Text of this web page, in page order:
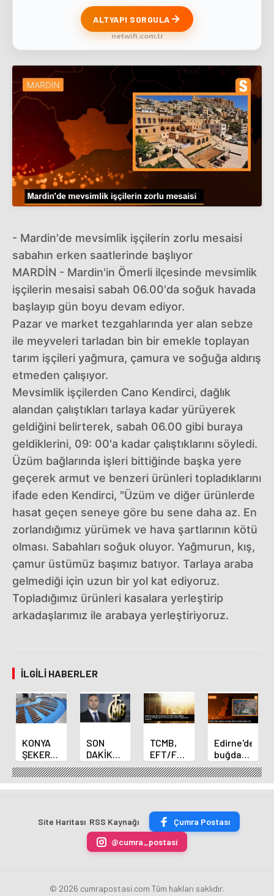
ALTYAPI SORGULA
netwifi.com.tr
- Mardin'de mevsimlik işçilerin zorlu mesaisi
sabahın erken saatlerinde başlıyor
MARDİN - Mardin'in Ömerli ilçesinde mevsimlik
işçilerin mesaisi sabah 06.00'da soğuk havada
başlayıp gün boyu devam ediyor.
Pazar ve market tezgahlarında yer alan sebze
ile meyveleri tarladan bin bir emekle toplayan
tarım işçileri yağmura, çamura ve soğuğa aldırış
etmeden çalışıyor.
Mevsimlik işçilerden Cano Kendirci, dağlık
alandan çalıştıkları tarlaya kadar yürüyerek
geldiğini belirterek, sabah 06.00 gibi buraya
geldiklerini, 09: 00'a kadar çalıştıklarını söyledi.
Üzüm bağlarında işleri bittiğinde başka yere
geçerek armut ve benzeri ürünleri topladıklarını
ifade eden Kendirci, "Üzüm ve diğer ürünlerde
hasat geçen seneye göre bu sene daha az. En
zorlandığımız yürümek ve hava şartlarının kötü
olması. Sabahları soğuk oluyor. Yağmurun, kış,
çamur üstümüz başımız batıyor. Tarlaya araba
gelmediği için uzun bir yol kat ediyoruz.
Topladığımız ürünleri kasalara yerleştirip
arkadaşlarımız ile arabaya yerleştiriyoruz.
İLGILI HABERLER
KONYA
ŞEKER
YILLIK 7
BİN 500
TON
ÜRETİLECEK
SON
DAKİKA
HABERİ:
Yeni
Merkez
Fatih
Karahan
oldu
TCMB,
EFT/FAST
işlemleri
için
fazla
uygulamasını
kaldırdı
Edirne'de
buğday
ve arpa
ekim
sezonu
erdi
Site Haritası RSS Kaynağı
Çumra Postası
@cumra_postasi
© 2026 cumrapostasi.com Tüm hakları saklıdır.